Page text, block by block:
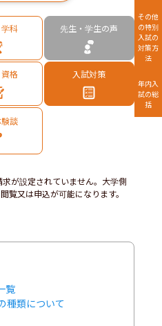
科 先生・学生の声
格 入試対策
談
が設定されていません。大学側
覧又は申込が可能になります。
覧
種類について
その他
の特別
入試の
対策方
法
年内入
試の総
括